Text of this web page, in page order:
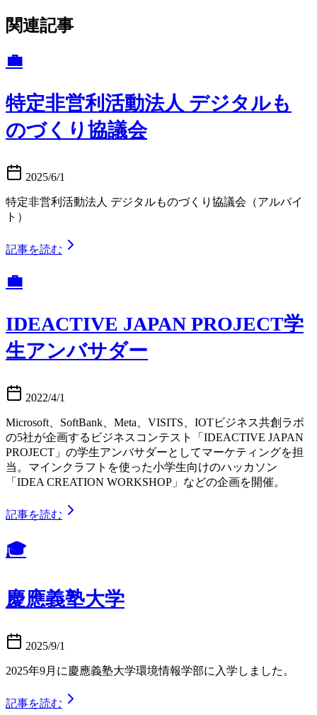
関連記事
💼
特定非営利活動法人 デジタルも
のづくり協議会
2025/6/1
特定非営利活動法人 デジタルものづくり協議会（アルバイ
ト）
記事を読む
💼
IDEACTIVE JAPAN PROJECT学
生アンバサダー
2022/4/1
Microsoft、SoftBank、Meta、VISITS、IOTビジネス共創ラボ
の5社が企画するビジネスコンテスト「IDEACTIVE JAPAN
PROJECT」の学生アンバサダーとしてマーケティングを担
当。マインクラフトを使った小学生向けのハッカソン
「IDEA CREATION WORKSHOP」などの企画を開催。
記事を読む
🎓
慶應義塾大学
2025/9/1
2025年9月に慶應義塾大学環境情報学部に入学しました。
記事を読む